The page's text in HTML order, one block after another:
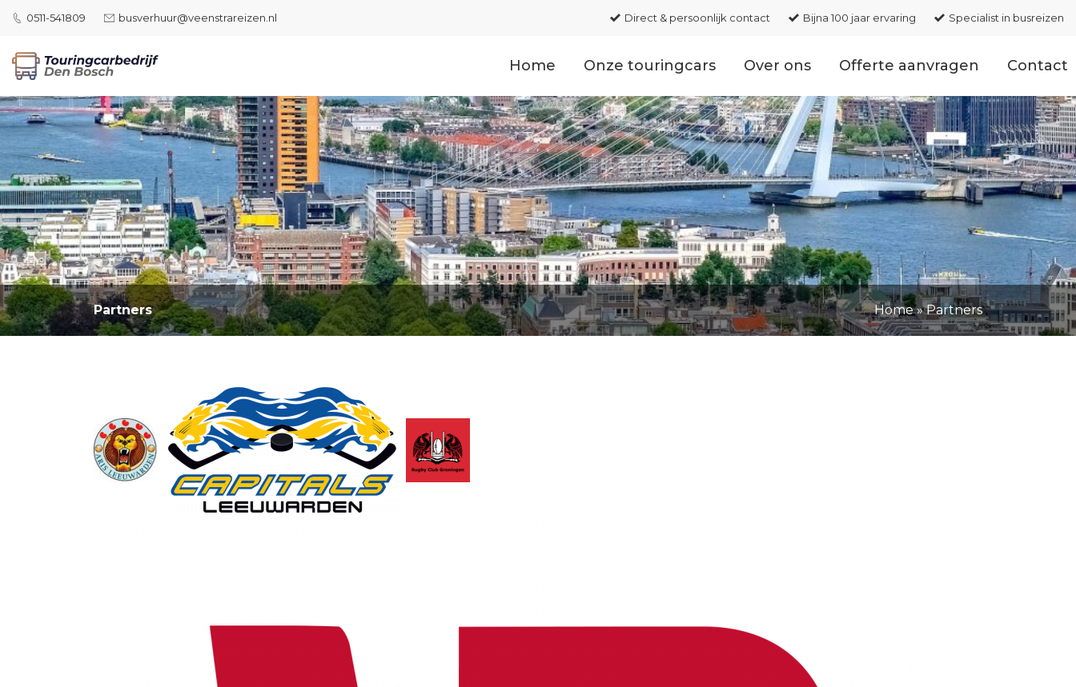
0511-541809 busverhuur@veenstrareizen.nl Direct & persoonlijk contact Bijna 100 jaar ervaring Specialist in busreizen
Home Onze touringcars Over ons Offerte aanvragen Contact
Partners Home»Partners